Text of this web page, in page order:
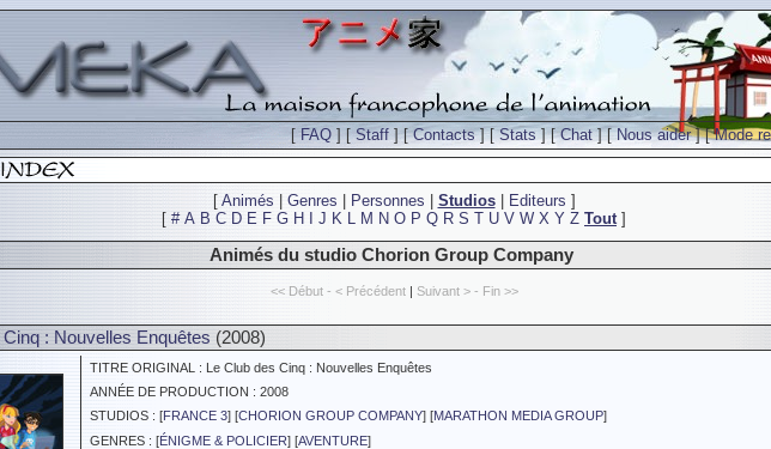
[FAQ ] [Staff ] [Contacts] [Stats] [Chat] [Nous aider] [Mode
[ Animés Genres Personnes Studios| Editeurs ]
[ # A B C D E F G H J K L M N O P Q R S T U V W X Y Z Tout]
Animés du studio Chorion Group Company
<< Début - < Précédent | Suivant > - Fin >>
: Nouvelles Enquêtes (2008)
TITRE ORIGINAL : Le Club des Cinq : Nouvelles Enquêtes
ANNÉE DE PRODUCTION : 2008
STUDIOS : [FRANCE 3] [CHORION GROUP COMPANY] [MARATHON MEDIA GROUP]
GENRES : [ÉNIGME & POLICIER] [AVENTURE]